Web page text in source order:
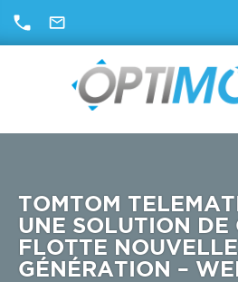
TOMTOM
UNE SOLUTION DE
FLOTTE NOUVELLE
GÉNÉRATION –